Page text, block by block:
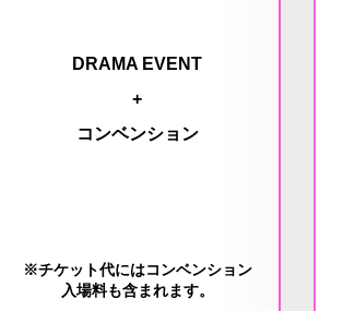
DRAMA EVENT
+
コンベンション
※チケット代にはコンベンション
入場料も含まれます。